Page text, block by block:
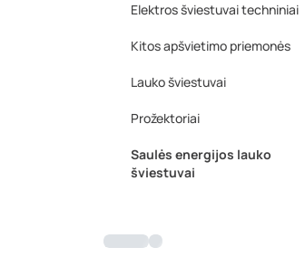
Elektros šviestuvai techniniai
Kitos apšvietimo priemonės
Lauko šviestuvai
Prožektoriai
Saulės energijos lauko
šviestuvai